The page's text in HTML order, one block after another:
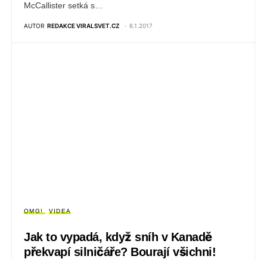
McCallister setká s…
AUTOR REDAKCE VIRALSVET.CZ 6.1.2017
OMG! VIDEA
Jak to vypadá, když sníh v Kanadě
překvapí silničáře? Bourají všichni!